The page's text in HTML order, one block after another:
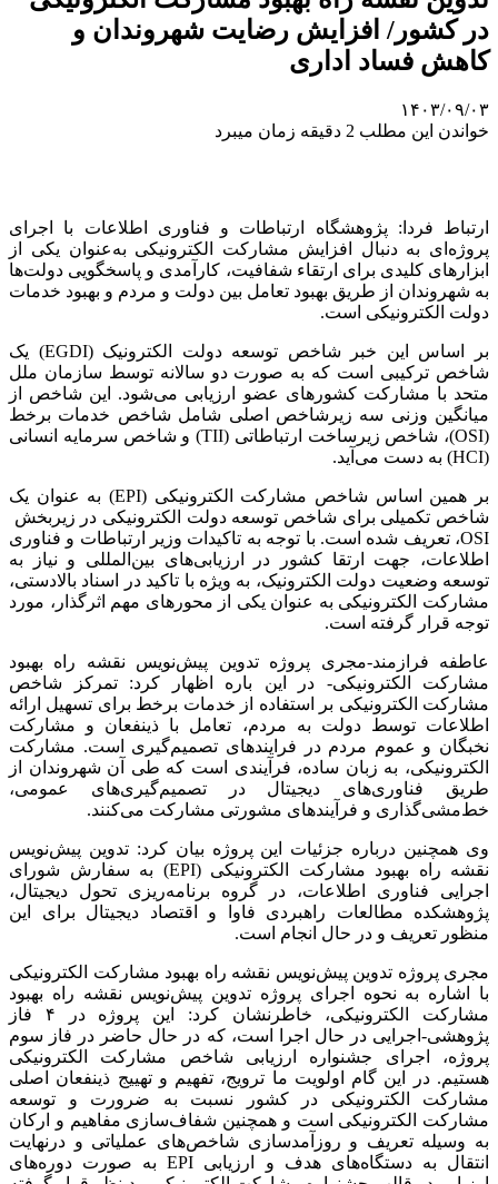
در کشور/ افزایش رضایت‌ شهروندان و
کاهش فساد اداری
۱۴۰۳/۰۹/۰۳
خواندن این مطلب 2 دقیقه زمان میبرد
ارتباط فردا: پژوهشگاه ارتباطات و فناوری اطلاعات با اجرای
پروژه‌ای به دنبال افزایش مشارکت الکترونیکی به‌عنوان یکی از
ابزارهای کلیدی برای ارتقاء شفافیت، کارآمدی و پاسخگویی دولت‌ها
به شهروندان از طریق بهبود تعامل بین دولت و مردم و بهبود خدمات
دولت الکترونیکی است.
بر اساس این خبر شاخص توسعه دولت الکترونیک (EGDI) یک
شاخص ترکیبی است که به صورت دو سالانه توسط سازمان ملل
متحد با مشارکت کشورهای عضو ارزیابی می‌شود. این شاخص از
میانگین وزنی سه زیرشاخص اصلی شامل شاخص خدمات برخط
(OSI)، شاخص زیرساخت ارتباطاتی (TII) و شاخص سرمایه انسانی
(HCI) به دست می‌آید.
بر همین اساس شاخص مشارکت الکترونیکی (EPI) به عنوان یک
شاخص تکمیلی برای شاخص توسعه دولت الکترونیکی در زیربخش
OSI، تعریف شده است. با توجه به تاکیدات وزیر ارتباطات و فناوری
اطلاعات، جهت ارتقا کشور در ارزیابی‌های بین‌المللی و نیاز به
توسعه وضعیت دولت الکترونیک، به ویژه با تاکید در اسناد بالادستی،
مشارکت الکترونیکی به عنوان یکی از محورهای مهم اثرگذار، مورد
توجه قرار گرفته است.
عاطفه فرازمند-مجری پروژه تدوین پیش‌نویس نقشه راه بهبود
مشارکت الکترونیکی- در این باره اظهار کرد: تمرکز شاخص
مشارکت الکترونیکی بر استفاده از خدمات برخط برای تسهیل ارائه
اطلاعات توسط دولت به مردم، تعامل با ذینفعان و مشارکت
نخبگان و عموم مردم در فرایندهای تصمیم‌گیری است. مشارکت
الکترونیکی، به زبان ساده، فرآیندی است که طی آن شهروندان از
طریق فناوری‌های دیجیتال در تصمیم‌گیری‌های عمومی،
خط‌مشی‌گذاری و فرآیندهای مشورتی مشارکت می‌کنند.
وی همچنین درباره جزئیات این پروژه بیان کرد: تدوین پیش‌نویس
نقشه راه بهبود مشارکت الکترونیکی (EPI) به سفارش شورای
اجرایی فناوری اطلاعات، در گروه برنامه‌ریزی تحول دیجیتال،
پژوهشکده مطالعات راهبردی فاوا و اقتصاد دیجیتال برای این
منظور تعریف و در حال انجام است.
مجری پروژه تدوین پیش‌نویس نقشه راه بهبود مشارکت الکترونیکی
با اشاره به نحوه اجرای پروژه تدوین پیش‌نویس نقشه راه بهبود
مشارکت الکترونیکی، خاطرنشان کرد: این پروژه در ۴ فاز
پژوهشی-اجرایی در حال اجرا است، که در حال حاضر در فاز سوم
پروژه، اجرای جشنواره ارزیابی شاخص مشارکت الکترونیکی
هستیم. در این گام اولویت ما ترویج، تفهیم و تهییج ذینفعان اصلی
مشارکت الکترونیکی در کشور نسبت به ضرورت و توسعه
مشارکت الکترونیکی است و همچنین شفاف‌سازی مفاهیم و ارکان
به وسیله تعریف و روزآمدسازی شاخص‌های عملیاتی و درنهایت
انتقال به دستگاه‌های هدف و ارزیابی EPI به صورت دوره‌های